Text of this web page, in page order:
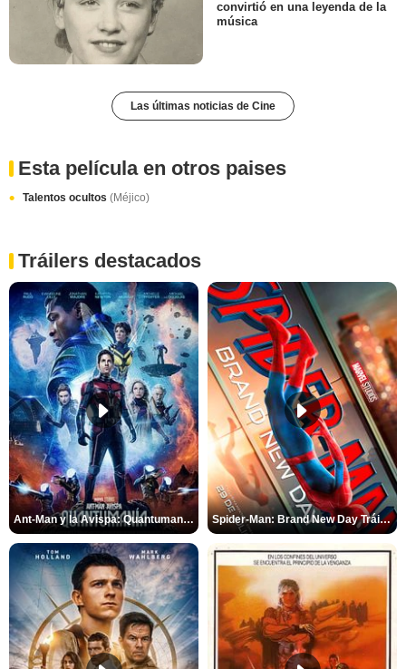
convirtió en una leyenda de la
música
Las últimas noticias de Cine
Esta película en otros paises
Talentos ocultos (Méjico)
Tráilers destacados
Ant-Man y la Avispa: Quantumanía Tráiler (2) Spider-Man: Brand New Day Tráiler (3)